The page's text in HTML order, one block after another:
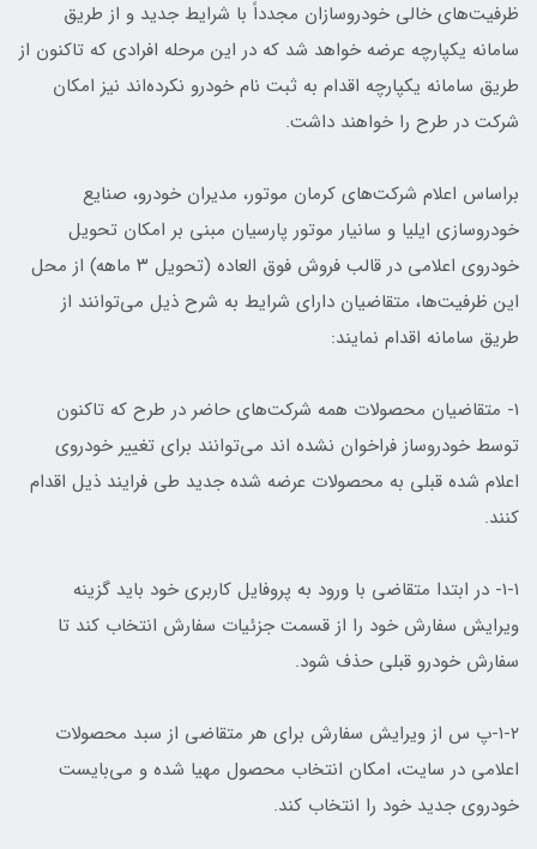
ظرفیت‌های خالی خودروسازان مجدداً با شرایط جدید و از طریق
سامانه یکپارچه عرضه خواهد شد که در این مرحله افرادی که تاکنون از
طریق سامانه یکپارچه اقدام به ثبت نام خودرو نکرده‌اند نیز امکان
شرکت در طرح را خواهند داشت.
براساس اعلام شرکت‌های کرمان موتور، مدیران خودرو، صنایع
خودروسازی ایلیا و سانیار موتور پارسیان مبنی بر امکان تحویل
خودروی اعلامی در قالب فروش فوق العاده (تحویل ۳ ماهه) از محل
این ظرفیت‌ها، متقاضیان دارای شرایط به شرح ذیل می‌توانند از
طریق سامانه اقدام نمایند:
۱- متقاضیان محصولات همه شرکت‌های حاضر در طرح که تاکنون
توسط خودروساز فراخوان نشده اند می‌توانند برای تغییر خودروی
اعلام شده قبلی به محصولات عرضه شده جدید طی فرایند ذیل اقدام
کنند.
۱-۱- در ابتدا متقاضی با ورود به پروفایل کاربری خود باید گزینه
ویرایش سفارش خود را از قسمت جزئیات سفارش انتخاب کند تا
سفارش خودرو قبلی حذف شود.
۱-۲-پ س از ویرایش سفارش برای هر متقاضی از سبد محصولات
اعلامی در سایت، امکان انتخاب محصول مهیا شده و می‌بایست
خودروی جدید خود را انتخاب کند.